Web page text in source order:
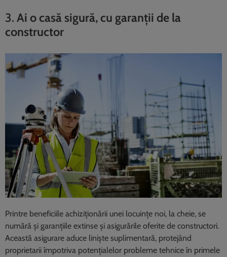
3. Ai o casă sigură, cu garanții de la
constructor
Printre beneficiile achiziționării unei locuințe noi, la cheie, se
numără și garanțiile extinse și asigurările oferite de constructori.
Această asigurare aduce liniște suplimentară, protejând
proprietarii împotriva potențialelor probleme tehnice în primele